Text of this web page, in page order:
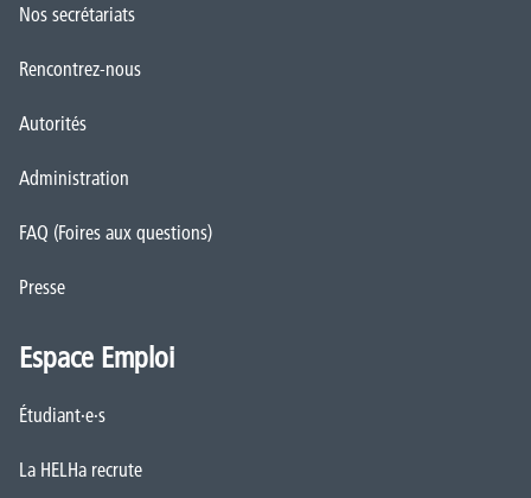
Nos secrétariats
Rencontrez-nous
Autorités
Administration
FAQ (Foires aux questions)
Presse
Espace Emploi
Étudiant·e·s
La HELHa recrute